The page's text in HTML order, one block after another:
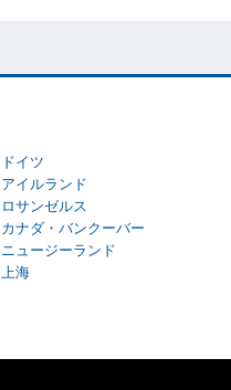
ドイツ
アイルランド
ロサンゼルス
カナダ・バンクーバー
ニュージーランド
上海